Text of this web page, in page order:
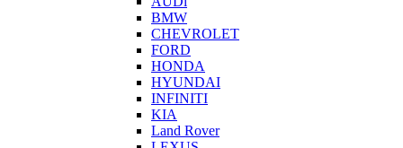
BMW
CHEVROLET
FORD
HONDA
HYUNDAI
INFINITI
KIA
Land Rover